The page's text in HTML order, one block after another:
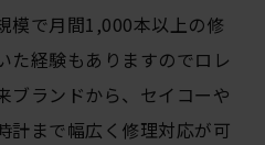
模で月間1,000本以上の修
た経験もありますのでロレ
ブランドから、セイコーや
計まで幅広く修理対応が可